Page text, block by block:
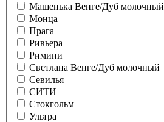
Машенька Венге/Дуб молочный
Монца
Прага
Ривьера
Римини
Светлана Венге/Дуб молочный
Севилья
СИТИ
Стокгольм
Ультра